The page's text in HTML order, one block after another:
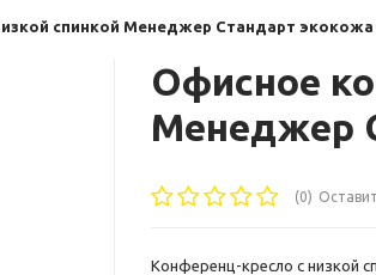
спинкой Менеджер Стандарт экокожа
Офисное
Менеджер
(0)
Конференц-кресло с низкой